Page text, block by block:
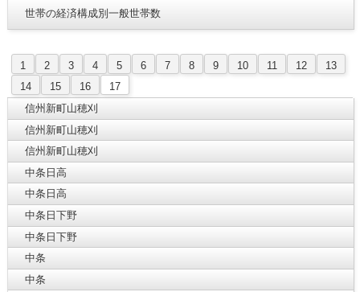
世帯の経済構成別一般世帯数
1 2 3 4 5 6 7 8 9 10 11 12
13
14
15 16
17
信州新町山穂刈
信州新町山穂刈
信州新町山穂刈
中条日高
中条日高
中条日下野
中条日下野
中条
中条